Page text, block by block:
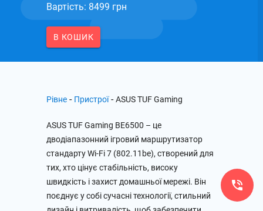
В КОШИК
Вартість: 8499 грн
Рівне - Пристрої - ASUS TUF Gaming
ASUS TUF Gaming BE6500 – це
дводіапазонний ігровий маршрутизатор
стандарту Wi-Fi 7 (802.11be), створений для
тих, хто цінує стабільність, високу
швидкість і захист домашньої мережі. Він
поєднує у собі сучасні технології, стильний